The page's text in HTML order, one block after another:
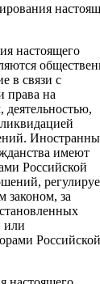
настоящего
в связи с
права на
деятельностью,
имеют
Российской
законом, за
или
Российской